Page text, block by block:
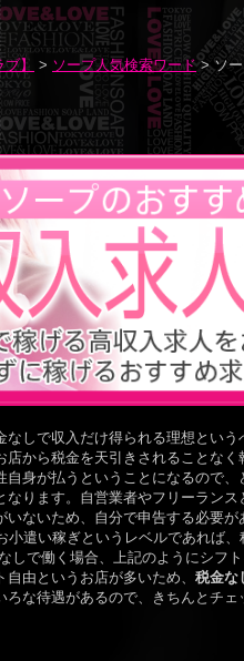
】 > ソープ人気検索ワード> ソー
しで収入だけ得られる理想とい
から税金を天引きされることな
身が払うということになるので
ります。自営業者やフリーラン
ないため、自分で申告する必要
遣い稼ぎというレベルであれば
で働く場合、上記のようにシフ
由というお店が多いため、 税金な
な待遇があるので、きちんとチェ